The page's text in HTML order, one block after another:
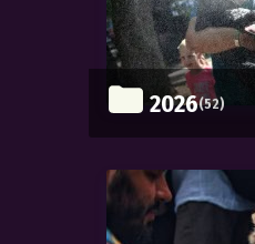
2026(52)